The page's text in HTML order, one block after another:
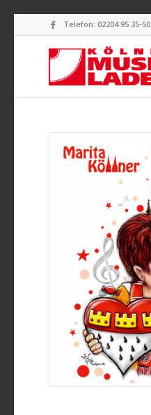
Telefon: 02204 95 35-50